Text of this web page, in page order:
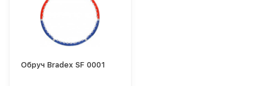
Обруч Bradex SF 0001